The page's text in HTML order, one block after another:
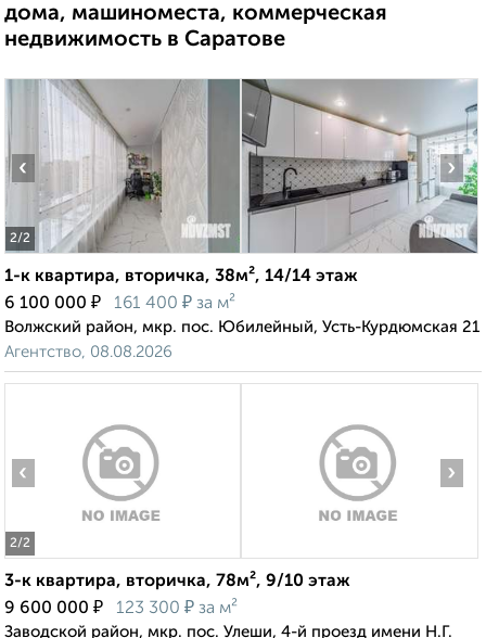
дома, машиноместа, коммерческая
недвижимость в Саратове
2/2
‹ ›
1-к квартира, вторичка, 38м², 14/14 этаж
6 100 000 ₽ 161 400 ₽ за м²
Волжский район, мкр. пос. Юбилейный, Усть-Курдюмская 21
Агентство, 08.08.2026
2/2
‹ ›
3-к квартира, вторичка, 78м², 9/10 этаж
9 600 000 ₽ 123 300 ₽ за м²
Заводской район, мкр. пос. Улеши, 4-й проезд имени Н.Г.